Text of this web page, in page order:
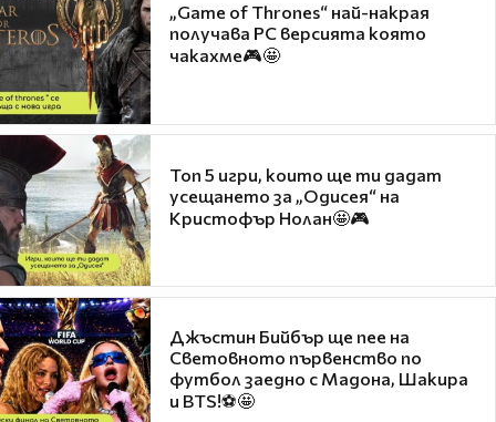
„Game of Thrones“ най-накрая
получава PC версията която
чакахме🎮🤩
Топ 5 игри, които ще ти дадат
усещането за „Одисея“ на
Кристофър Нолан🤩🎮
Джъстин Бийбър ще пее на
Световното първенство по
футбол заедно с Мадона, Шакира
и BTS!⚽🤩